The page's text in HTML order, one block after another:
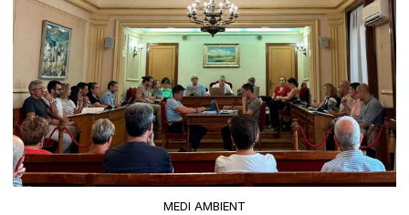
MEDI AMBIENT